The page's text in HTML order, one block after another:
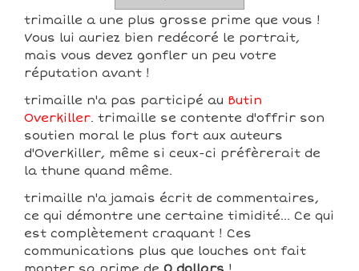
trimaille a une plus grosse prime que vous !
Vous lui auriez bien redécoré le portrait,
mais vous devez gonfler un peu votre
réputation avant !
trimaille n'a pas participé au Butin
Overkiller. trimaille se contente d'offrir son
soutien moral le plus fort aux auteurs
d'Overkiller, même si ceux-ci préfèrerait de
la thune quand même.
trimaille n'a jamais écrit de commentaires,
ce qui démontre une certaine timidité... Ce qui
est complètement craquant ! Ces
communications plus que louches ont fait